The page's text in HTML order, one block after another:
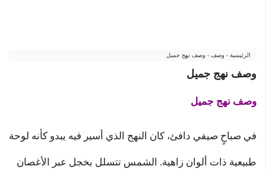
الرئيسية › وصف › وصف نهج جميل
وصف نهج جميل
وصف نهج جميل
في صباحٍ صيفي دافئ، كان النهج الذي أسير فيه يبدو كأنه لوحة
طبيعية ذات ألوان زاهية. الشمس تتسلل بخجل عبر الأغصان